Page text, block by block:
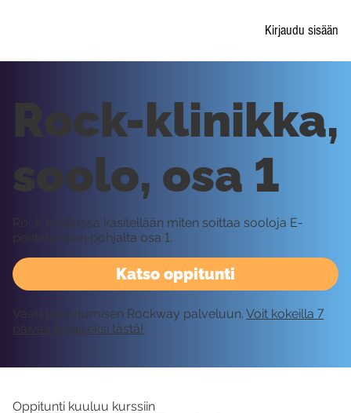
Kirjaudu sisään
Katso oppitunti
Rock-klinikka,
soolo, osa 1
Rock-klinikassa käsitellään miten soittaa sooloja E-
pentatonisen pohjalta osa 1.
Vaatii kirjautumisen Rockway palveluun. Voit kokeilla 7
päivää ilmaiseksi tästä!
Oppitunti kuuluu kurssiin